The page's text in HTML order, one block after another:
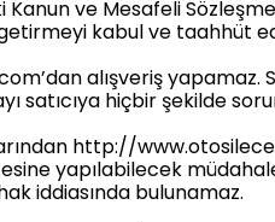
Kanun ve Mesafeli
kabul ve taahhüt
alışveriş yapamaz.
satıcıya hiçbir şekilde
http://
yapılabilecek
iddiasında bulunamaz.